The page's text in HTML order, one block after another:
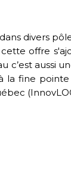
divers
cette offre
aussi
la fine